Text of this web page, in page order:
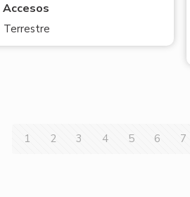
Accesos
Terrestre
1 2 3 4 5 6 7